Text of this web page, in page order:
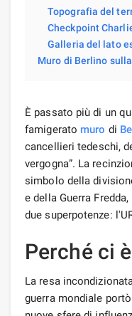
Topografia del
Checkpoint
Galleria del lato
Muro di Berlino
È passato più di un
famigerato muro di
cancellieri tedeschi,
vergogna”. La
simbolo della
e della Guerra
due superpotenze:
Perché ci
La resa
guerra mondiale